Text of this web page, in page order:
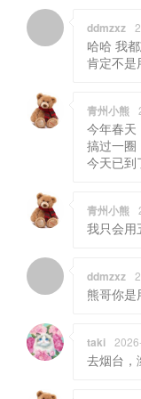
ddmzxz
哈哈 我
肯定不是
青州小熊
今年春天
搞过一圈
今天已到
青州小熊
我只会用
ddmzxz
熊哥你是
taki
去烟台，